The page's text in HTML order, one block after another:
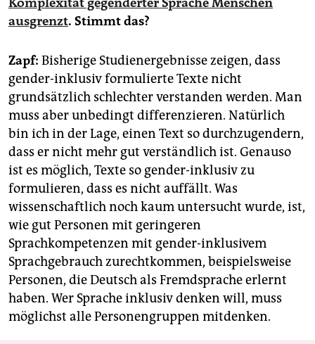
Komplexität gegenderter Sprache Menschen
ausgrenzt. Stimmt das?
Zapf: Bisherige Studienergebnisse zeigen, dass
gender-inklusiv formulierte Texte nicht
grundsätzlich schlechter verstanden werden. Man
muss aber unbedingt differenzieren. Natürlich
bin ich in der Lage, einen Text so durchzugendern,
dass er nicht mehr gut verständlich ist. Genauso
ist es möglich, Texte so gender-inklusiv zu
formulieren, dass es nicht auffällt. Was
wissenschaftlich noch kaum untersucht wurde, ist,
wie gut Personen mit geringeren
Sprachkompetenzen mit gender-inklusivem
Sprachgebrauch zurechtkommen, beispielsweise
Personen, die Deutsch als Fremdsprache erlernt
haben. Wer Sprache inklusiv denken will, muss
möglichst alle Personengruppen mitdenken.